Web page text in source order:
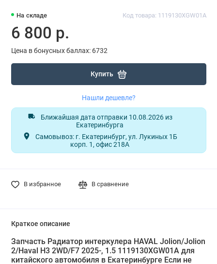
На складе Код товара: 1119130XGW01A
6 800 р.
Цена в бонусных баллах: 6732
Купить
Нашли дешевле?
Ближайшая дата отправки 10.08.2026 из
Екатеринбурга
Самовывоз: г. Екатеринбург, ул. Лукиных 1Б
корп. 1, офис 218А
В избранное В сравнение
Краткое описание
Запчасть Радиатор интеркулера HAVAL Jolion/Jolion
2/Haval H3 2WD/F7 2025-, 1.5 1119130XGW01A для
китайского автомобиля в Екатеринбурге Если не